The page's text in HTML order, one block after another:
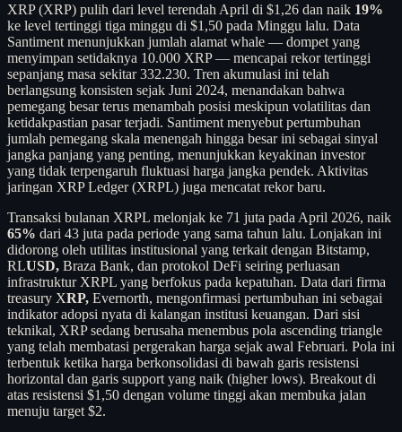
XRP (XRP) pulih dari level terendah April di $1,26 dan naik 19%
ke level tertinggi tiga minggu di $1,50 pada Minggu lalu. Data
Santiment menunjukkan jumlah alamat whale — dompet yang
menyimpan setidaknya 10.000 XRP — mencapai rekor tertinggi
sepanjang masa sekitar 332.230. Tren akumulasi ini telah
berlangsung konsisten sejak Juni 2024, menandakan bahwa
pemegang besar terus menambah posisi meskipun volatilitas dan
ketidakpastian pasar terjadi. Santiment menyebut pertumbuhan
jumlah pemegang skala menengah hingga besar ini sebagai sinyal
jangka panjang yang penting, menunjukkan keyakinan investor
yang tidak terpengaruh fluktuasi harga jangka pendek. Aktivitas
jaringan XRP Ledger (XRPL) juga mencatat rekor baru.
Transaksi bulanan XRPL melonjak ke 71 juta pada April 2026, naik
65% dari 43 juta pada periode yang sama tahun lalu. Lonjakan ini
didorong oleh utilitas institusional yang terkait dengan Bitstamp,
RLUSD, Braza Bank, dan protokol DeFi seiring perluasan
infrastruktur XRPL yang berfokus pada kepatuhan. Data dari firma
treasury XRP, Evernorth, mengonfirmasi pertumbuhan ini sebagai
indikator adopsi nyata di kalangan institusi keuangan. Dari sisi
teknikal, XRP sedang berusaha menembus pola ascending triangle
yang telah membatasi pergerakan harga sejak awal Februari. Pola ini
terbentuk ketika harga berkonsolidasi di bawah garis resistensi
horizontal dan garis support yang naik (higher lows). Breakout di
atas resistensi $1,50 dengan volume tinggi akan membuka jalan
menuju target $2.